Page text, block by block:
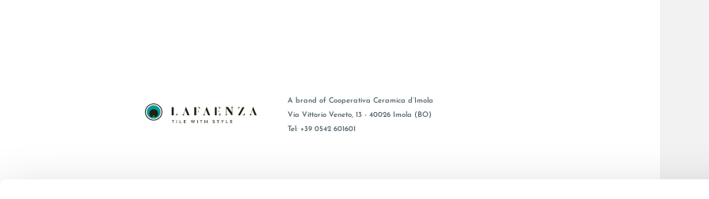
A brand of Cooperativa Ceramica d’Imola
Via Vittorio Veneto, 13 - 40026 Imola (BO)
Tel: +39 0542 601601